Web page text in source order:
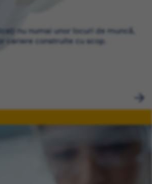
nu numai unor locuri de muncă,
cariere construite cu scop.